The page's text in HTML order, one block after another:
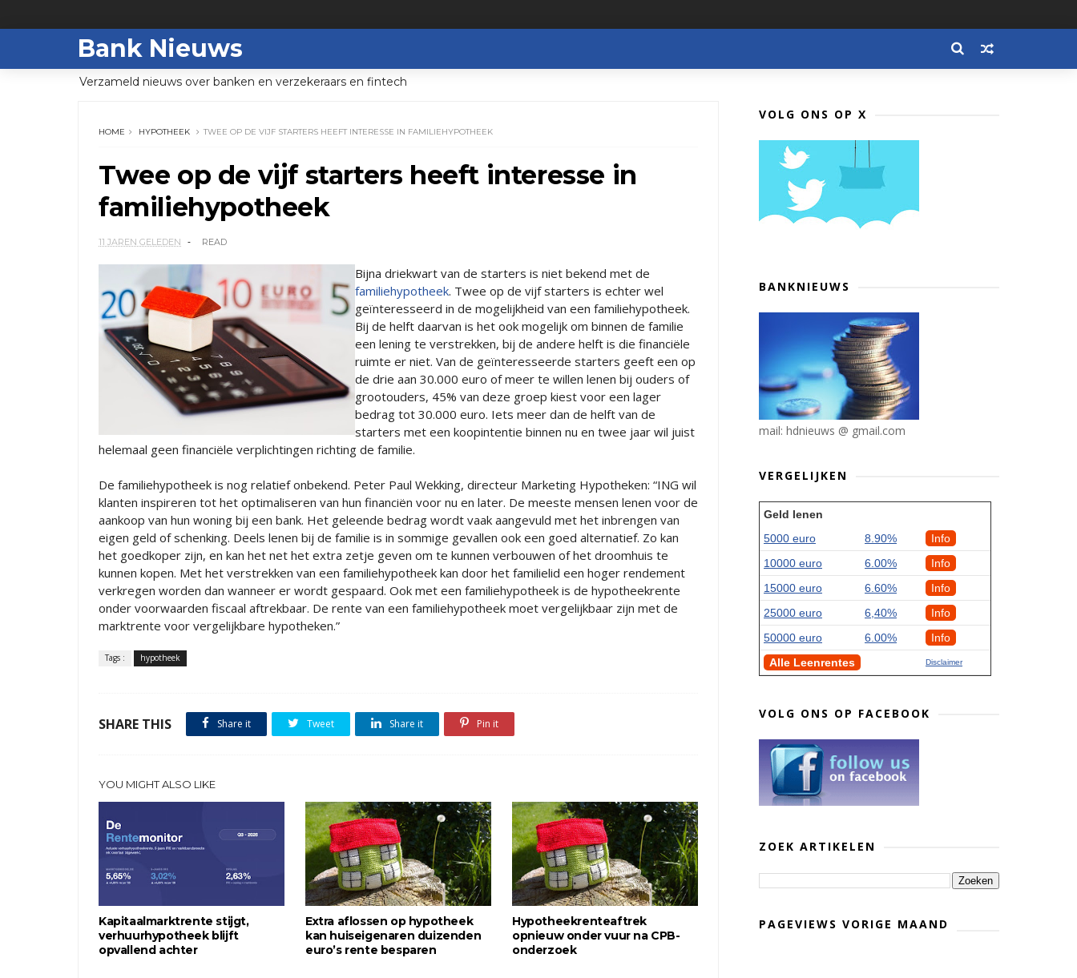
Bank Nieuws
Verzameld nieuws over banken en verzekeraars en fintech
HOME HYPOTHEEK TWEE OP DE VIJF STARTERS HEEFT INTERESSE IN FAMILIEHYPOTHEEK
Twee op de vijf starters heeft interesse in
familiehypotheek
11 JAREN GELEDEN READ
Bijna driekwart van de starters is niet bekend met de
familiehypotheek. Twee op de vijf starters is echter wel
geïnteresseerd in de mogelijkheid van een familiehypotheek.
Bij de helft daarvan is het ook mogelijk om binnen de familie
een lening te verstrekken, bij de andere helft is die financiële
ruimte er niet. Van de geïnteresseerde starters geeft een op
de drie aan 30.000 euro of meer te willen lenen bij ouders of
grootouders, 45% van deze groep kiest voor een lager
bedrag tot 30.000 euro. Iets meer dan de helft van de
starters met een koopintentie binnen nu en twee jaar wil juist
helemaal geen financiële verplichtingen richting de familie.
De familiehypotheek is nog relatief onbekend. Peter Paul Wekking, directeur Marketing Hypotheken: “ING wil
klanten inspireren tot het optimaliseren van hun financiën voor nu en later. De meeste mensen lenen voor de
aankoop van hun woning bij een bank. Het geleende bedrag wordt vaak aangevuld met het inbrengen van
eigen geld of schenking. Deels lenen bij de familie is in sommige gevallen ook een goed alternatief. Zo kan
het goedkoper zijn, en kan het net het extra zetje geven om te kunnen verbouwen of het droomhuis te
kunnen kopen. Met het verstrekken van een familiehypotheek kan door het familielid een hoger rendement
verkregen worden dan wanneer er wordt gespaard. Ook met een familiehypotheek is de hypotheekrente
onder voorwaarden fiscaal aftrekbaar. De rente van een familiehypotheek moet vergelijkbaar zijn met de
marktrente voor vergelijkbare hypotheken.”
Tags : hypotheek
SHARE THIS Share it Tweet Share it Pin it
YOU MIGHT ALSO LIKE
Kapitaalmarktrente stijgt,
verhuurhypotheek blijft
opvallend achter
Extra aflossen op hypotheek
kan huiseigenaren duizenden
euro’s rente besparen
Hypotheekrenteaftrek
opnieuw onder vuur na CPB-
onderzoek
VOLG ONS OP X
BANKNIEUWS
mail: hdnieuws @ gmail.com
VERGELIJKEN
Geld lenen
5000 euro
8.90%
Info
10000 euro
6.00%
Info
15000 euro
6.60%
Info
25000 euro
6,40%
Info
50000 euro
6.00%
Info
Alle Leenrentes
Disclaimer
VOLG ONS OP FACEBOOK
ZOEK ARTIKELEN
PAGEVIEWS VORIGE MAAND